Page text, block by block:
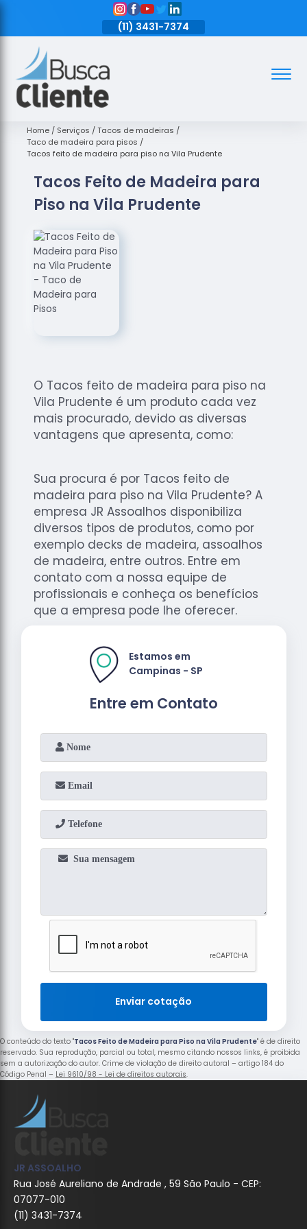
(11) 3431-7374
Assoalhos
de Madeira
Decks de
Empresas
de
de Madeira
Loja de
Assoalhos
Raspagem
de
Raspagem
de Tacos
de
Madeiras
Tacos de
Madeiras
Home Serviços
Tacos de madeiras
Taco de madeira para pisos
Tacos feito de madeira para piso na Vila Prudente
Tacos Feito de Madeira para
Piso na Vila Prudente
O Tacos feito de madeira para piso na
Vila Prudente é um produto cada vez
mais procurado, devido as diversas
vantagens que apresenta, como:
Sua procura é por Tacos feito de
madeira para piso na Vila Prudente? A
empresa JR Assoalhos disponibiliza
diversos tipos de produtos, como por
exemplo decks de madeira, assoalhos
de madeira, entre outros. Entre em
contato com a nossa equipe de
profissionais e conheça os benefícios
que a empresa pode lhe oferecer.
Entre em Contato
Estamos em
Campinas - SP
Enviar cotação
O conteúdo do texto "Tacos Feito de Madeira para Piso na Vila Prudente" é de direito
reservado. Sua reprodução, parcial ou total, mesmo citando nossos links, é proibida
sem a autorização do autor. Crime de violação de direito autoral – artigo 184 do
Código Penal – Lei 9610/98 - Lei de direitos autorais.
JR ASSOALHO
Rua José Aureliano de Andrade , 59 São Paulo - CEP:
07077-010
(11) 3431-7374